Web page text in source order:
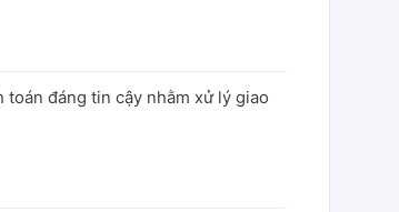
đáng tin cậy nhằm xử lý giao